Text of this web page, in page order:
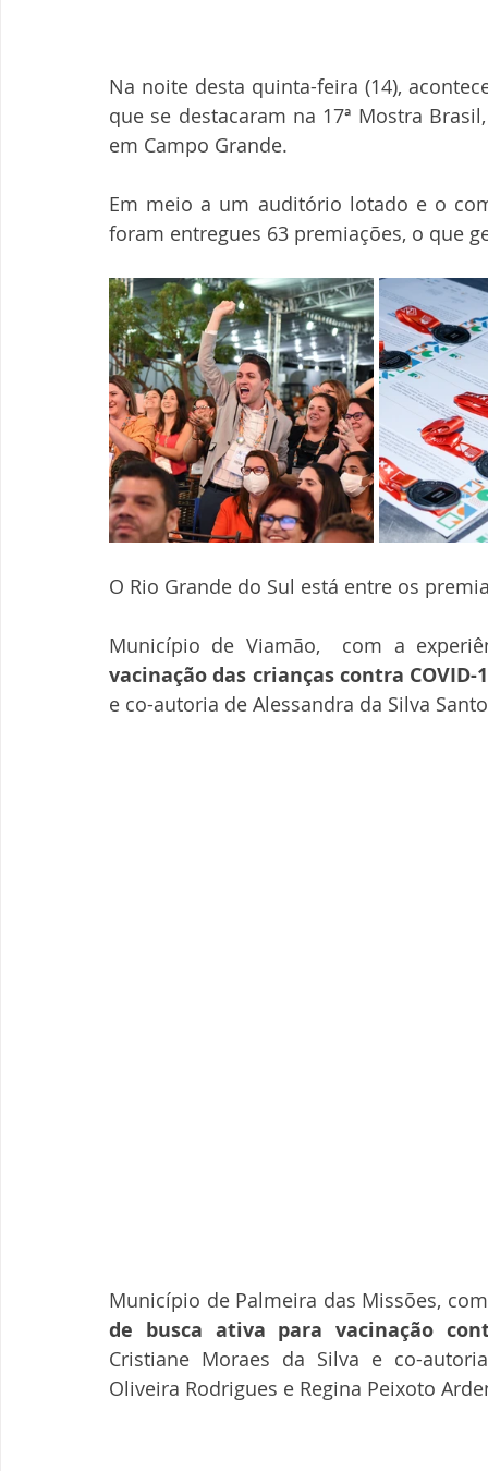
Na noite desta quinta-feira (14),
que se destacaram na 17ª Mostra
em Campo Grande.
Em meio a um auditório lotado e o
foram entregues 63 premiações, o que
O Rio Grande do Sul está entre os
Município de Viamão,  com a
vacinação das crianças contra COVID-
e co-autoria de Alessandra da Silva
Município de Palmeira das Missões,
de busca ativa para vacinação
Cristiane Moraes da Silva e co-
Oliveira Rodrigues e Regina Peixoto